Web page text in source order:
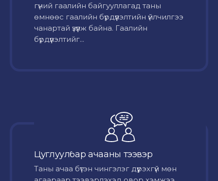
гүний гаалийн байгууллагад таны
өмнөөс гаалийн бүрдүүлэлтийн үйлчилгээ
чанартай үзүүлж байна. Гаалийн
бүрдүүлэлтийг...
Цуглуулбар ачааны тээвэр
Таны ачаа бүтэн чингэлэг дүүрэхгүй мөн